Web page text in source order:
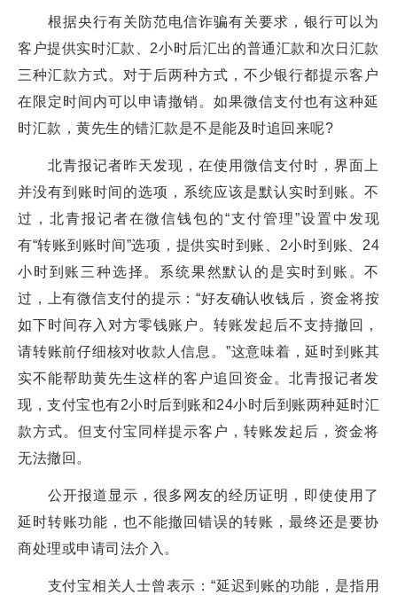
根据央行有关防范电信诈骗有关要求，银行可以为
客户提供实时汇款、2小时后汇出的普通汇款和次日汇款
三种汇款方式。对于后两种方式，不少银行都提示客户
在限定时间内可以申请撤销。如果微信支付也有这种延
时汇款，黄先生的错汇款是不是能及时追回来呢?
北青报记者昨天发现，在使用微信支付时，界面上
并没有到账时间的选项，系统应该是默认实时到账。不
过，北青报记者在微信钱包的“支付管理”设置中发现
有“转账到账时间”选项，提供实时到账、2小时到账、24
小时到账三种选择。系统果然默认的是实时到账。不
过，上有微信支付的提示：“好友确认收钱后，资金将按
如下时间存入对方零钱账户。转账发起后不支持撤回，
请转账前仔细核对收款人信息。”这意味着，延时到账其
实不能帮助黄先生这样的客户追回资金。北青报记者发
现，支付宝也有2小时后到账和24小时后到账两种延时汇
款方式。但支付宝同样提示客户，转账发起后，资金将
无法撤回。
公开报道显示，很多网友的经历证明，即使使用了
延时转账功能，也不能撤回错误的转账，最终还是要协
商处理或申请司法介入。
支付宝相关人士曾表示：“延迟到账的功能，是指用